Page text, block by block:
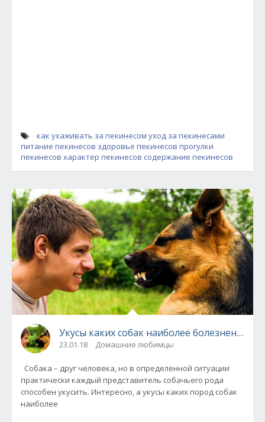
как ухаживать за пекинесом уход за пекинесами
питание пекинесов здоровье пекинесов прогулки
пекинесов характер пекинесов содержание пекинесов
Укусы каких собак наиболее болезненны и
23.01.18 Домашние любимцы
Собака – друг человека, но в определенной ситуации
практически каждый представитель собачьего рода
способен укусить. Интересно, а укусы каких пород собак
наиболее